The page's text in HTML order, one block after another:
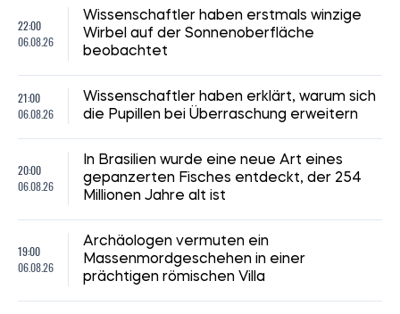
22:00
06.08.26
Wissenschaftler haben erstmals winzige
Wirbel auf der Sonnenoberfläche
beobachtet
21:00
06.08.26
Wissenschaftler haben erklärt, warum sich
die Pupillen bei Überraschung erweitern
20:00
06.08.26
In Brasilien wurde eine neue Art eines
gepanzerten Fisches entdeckt, der 254
Millionen Jahre alt ist
19:00
06.08.26
Archäologen vermuten ein
Massenmordgeschehen in einer
prächtigen römischen Villa